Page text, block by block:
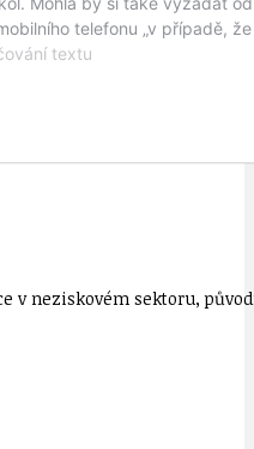
v neziskovém sektoru,